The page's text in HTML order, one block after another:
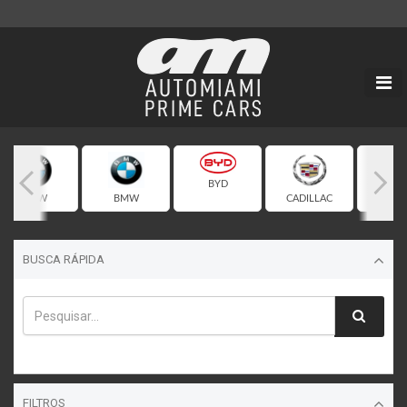
BMW BMW
BYD
CADILLAC
BUSCA RÁPIDA
FILTROS